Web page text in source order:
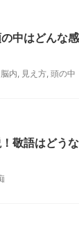
中はどんな
脳内, 見え方, 頭の中
敬語はどう